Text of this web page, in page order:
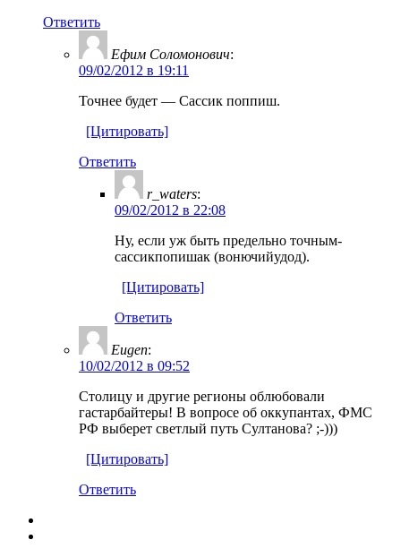
Ответить
Ефим Соломонович:
09/02/2012 в 19:11
Точнее будет — Сассик поппиш.
[Цитировать]
Ответить
r_waters:
09/02/2012 в 22:08
Ну, если уж быть предельно точным-
сассикпопишак (вонючийудод).
[Цитировать]
Ответить
Eugen:
10/02/2012 в 09:52
Столицу и другие регионы облюбовали
гастарбайтеры! В вопросе об оккупантах, ФМС
РФ выберет светлый путь Султанова? ;-)))
[Цитировать]
Ответить